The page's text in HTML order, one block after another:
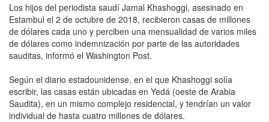
Los hijos del periodista saudí Jamal Khashoggi, asesinado en
Estambul el 2 de octubre de 2018, recibieron casas de millones
de dólares cada uno y perciben una mensualidad de varios miles
de dólares como indemnización por parte de las autoridades
sauditas, informó el Washington Post.
Según el diario estadounidense, en el que Khashoggi solía
escribir, las casas están ubicadas en Yedá (oeste de Arabia
Saudita), en un mismo complejo residencial, y tendrían un valor
individual de hasta cuatro millones de dólares.